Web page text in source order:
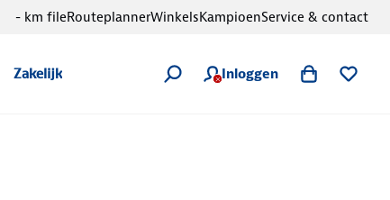
Zakelijk Inloggen
- km fileRouteplannerWinkelsKampioenService & contact